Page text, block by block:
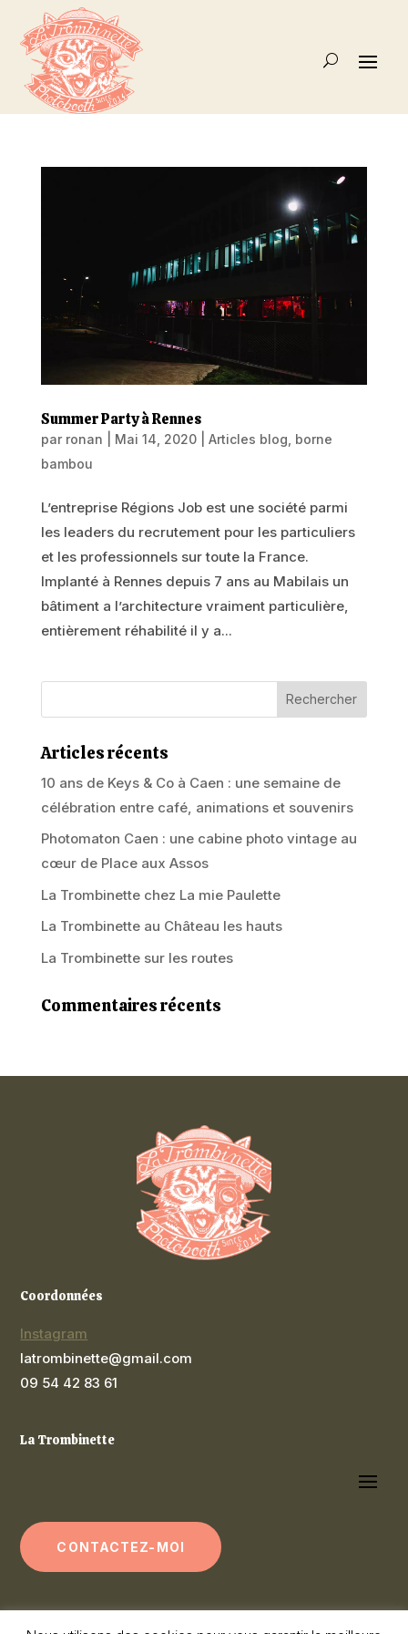
Summer Party à Rennes
par ronan Mai 14, 2020| Articles blog borne
bambou
L’entreprise Régions Job est une société parmi
les leaders du recrutement pour les particuliers
et les professionnels sur toute la France.
Implanté à Rennes depuis 7 ans au Mabilais un
bâtiment a l’architecture vraiment particulière,
entièrement réhabilité il y a...
Articles récents
10 ans de Keys & Co à Caen : une semaine de
célébration entre café, animations et souvenirs
Photomaton Caen : une cabine photo vintage au
cœur de Place aux Assos
La Trombinette chez La mie Paulette
La Trombinette au Château les hauts
La Trombinette sur les routes
Commentaires récents
Coordonnées
Instagram
latrombinette@gmail.com
09 54 42 83 61
La Trombinette
CONTACTEZ-MOI